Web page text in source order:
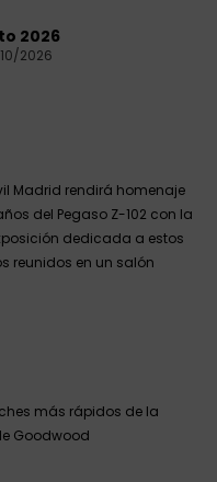
2026
2026
Madrid rendirá homenaje
del Pegaso Z-102 con la
dedicada a estos
reunidos en un salón
más rápidos de la
Goodwood